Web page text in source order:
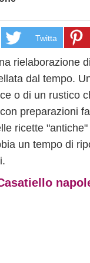
Twitta
rielaborazione
dal tempo.
o di un rustico
preparazioni
ricette
un tempo di